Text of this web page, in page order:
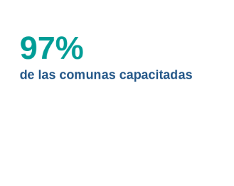
de las comunas capacitadas
97%